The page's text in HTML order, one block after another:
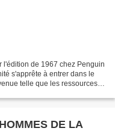
de 1967 chez Penguin
s'apprête à entrer dans le
telle que les ressources
DE LA